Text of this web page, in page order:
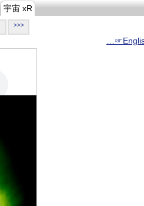
宇宙 xR
>>>